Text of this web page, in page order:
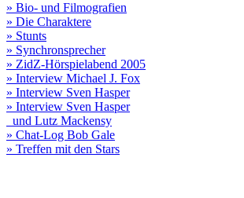
» Bio- und Filmografien
» Die Charaktere
» Stunts
» Synchronsprecher
» ZidZ-Hörspielabend 2005
» Interview Michael J. Fox
» Interview Sven Hasper
» Interview Sven Hasper
und Lutz Mackensy
» Chat-Log Bob Gale
» Treffen mit den Stars